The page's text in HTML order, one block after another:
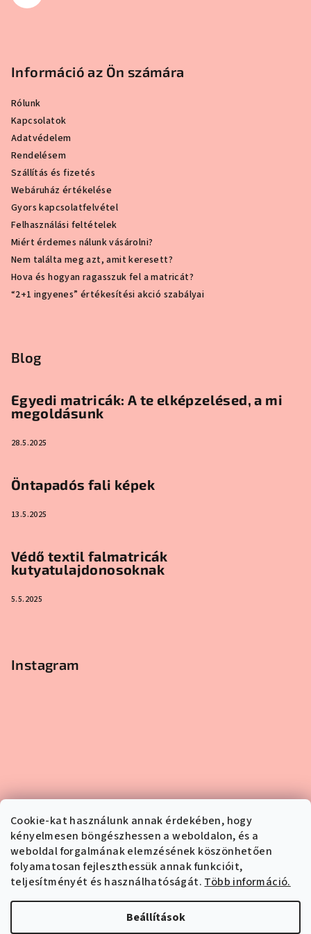
Cookie-kat használunk annak érdekében, hogy
kényelmesen böngészhessen a weboldalon, és a
weboldal forgalmának elemzésének köszönhetően
folyamatosan fejleszthessük annak funkcióit,
teljesítményét és használhatóságát. Több információ.
Beállítások
Információ az Ön számára
Rólunk
Kapcsolatok
Adatvédelem
Rendelésem
Szállítás és fizetés
Webáruház értékelése
Gyors kapcsolatfelvétel
Felhasználási feltételek
Miért érdemes nálunk vásárolni?
Nem találta meg azt, amit keresett?
Hova és hogyan ragasszuk fel a matricát?
“2+1 ingyenes” értékesítési akció szabályai
Blog
Egyedi matricák: A te elképzelésed, a mi
megoldásunk
28.5.2025
Öntapadós fali képek
13.5.2025
Védő textil falmatricák
kutyatulajdonosoknak
5.5.2025
Instagram
Kövessen minket az Instagramon